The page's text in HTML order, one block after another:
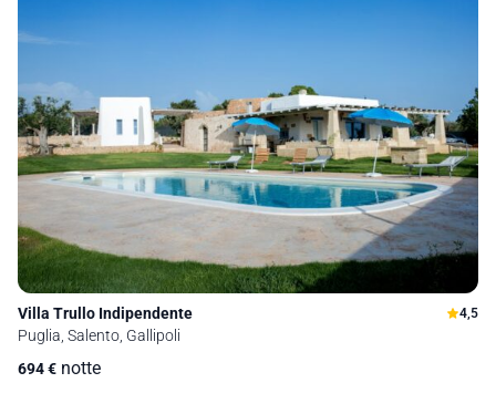
Villa Trullo Indipendente 4,5
Puglia, Salento, Gallipoli
694€ notte